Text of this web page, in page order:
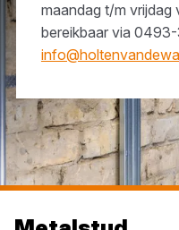
maandag t/m vrijdag
bereikbaar via